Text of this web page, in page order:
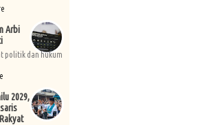
Arbi
politik dan hukum
2029,